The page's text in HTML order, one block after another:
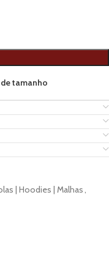
tamanho
| Hoodies | Malhas,